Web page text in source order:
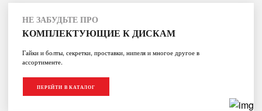
НЕ ЗАБУДЬТЕ ПРО
КОМПЛЕКТУЮЩИЕ К ДИСКАМ
Гайки и болты, секретки, проставки, нипеля и многое другое в
ассортименте.
ПЕРЕЙТИ В КАТАЛОГ